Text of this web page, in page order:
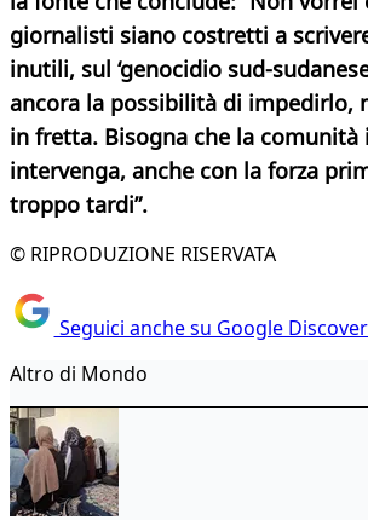
giornalisti siano costretti a
inutili, sul ‘genocidio sud-
ancora la possibilità di impedirlo,
in fretta. Bisogna che la comunità
intervenga, anche con la forza
troppo tardi”.
© RIPRODUZIONE RISERVATA
Seguici anche su Google
Altro di Mondo